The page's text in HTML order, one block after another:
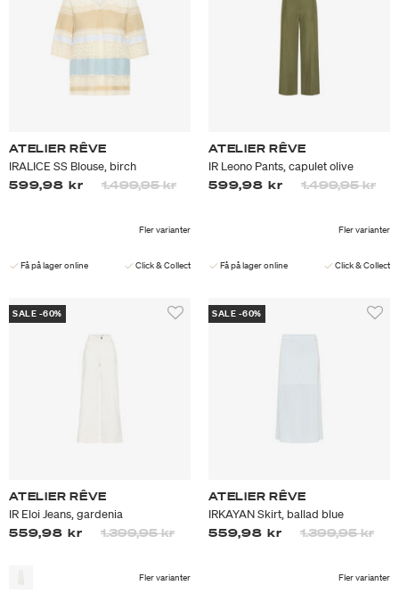
ATELIER RÊVE
IRALICE SS Blouse, birch
599,98 kr
Priset är nedsatt från
1.499,95 krtill
Fler varianter
Få på lager online Click & Collect
ATELIER RÊVE
IR Leono Pants, capulet olive
599,98 kr
Priset är
1.499,95 krtill
Fler varianter
Få på lager online Click & Collect
SALE -60%
ATELIER RÊVE
IR Eloi Jeans, gardenia
559,98 kr
Priset är nedsatt från
1.399,95 krtill
Fler varianter
SALE -60%
ATELIER RÊVE
IRKAYAN Skirt, ballad blue
559,98 kr
Priset är
1.399,95 krtill
Fler varianter